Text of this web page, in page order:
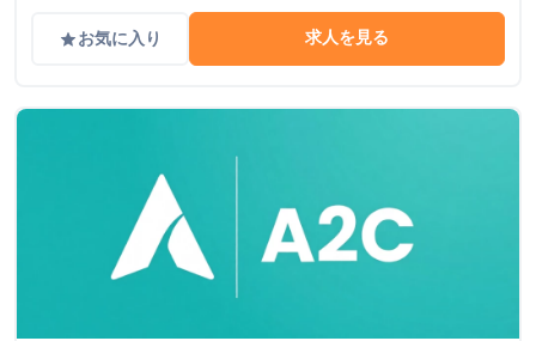
gradeお気に入り 求人を見る